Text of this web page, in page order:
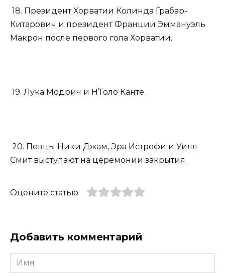
18. Президент Хорватии Колинда Грабар-
Китарович и президент Франции Эммануэль
Макрон после первого гола Хорватии.
19. Лука Модрич и Н’Голо Канте.
20. Певцы Ники Джам, Эра Истрефи и Уилл
Смит выступают на церемонии закрытия.
Оцените статью
Добавить комментарий
Имя
*